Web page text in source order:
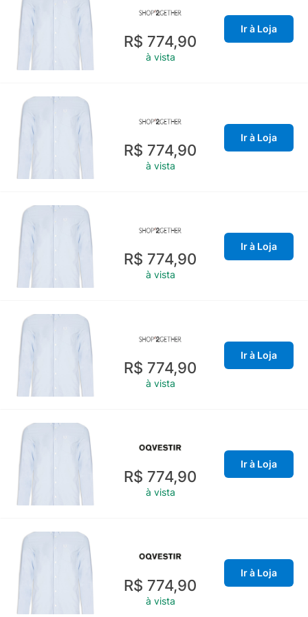
R$ 774,90
à vista
Ir à Loja
R$ 774,90
à vista
Ir à Loja
R$ 774,90
à vista
Ir à Loja
R$ 774,90
à vista
Ir à Loja
R$ 774,90
à vista
Ir à Loja
R$ 774,90
à vista
Ir à Loja